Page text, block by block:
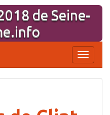
de Seine-
la